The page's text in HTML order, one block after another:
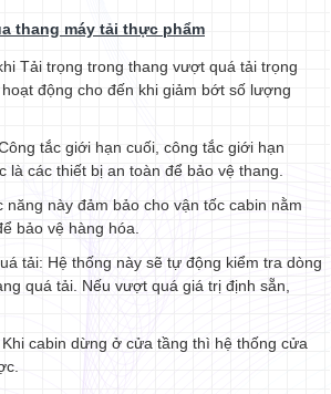
thang máy tải thực phẩm
Tải trọng trong thang vượt quá tải trọng
động cho đến khi giảm bớt số lượng
tắc giới hạn cuối, công tắc giới hạn
là các thiết bị an toàn để bảo vệ thang.
này đảm bảo cho vận tốc cabin nằm
bảo vệ hàng hóa.
tải: Hệ thống này sẽ tự động kiểm tra dòng
quá tải. Nếu vượt quá giá trị định sẵn,
cabin dừng ở cửa tầng thì hệ thống cửa